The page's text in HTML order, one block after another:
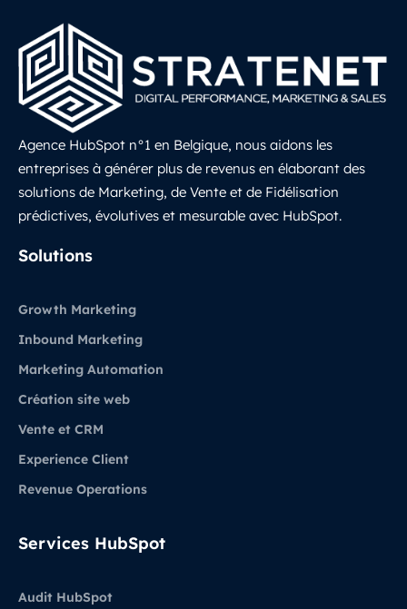
Agence HubSpot n°1 en Belgique, nous aidons les
entreprises à générer plus de revenus en élaborant des
solutions de Marketing, de Vente et de Fidélisation
prédictives, évolutives et mesurable avec HubSpot.
Solutions
Growth Marketing
Inbound Marketing
Marketing Automation
Création site web
Vente et CRM
Experience Client
Revenue Operations
Services HubSpot
Audit HubSpot